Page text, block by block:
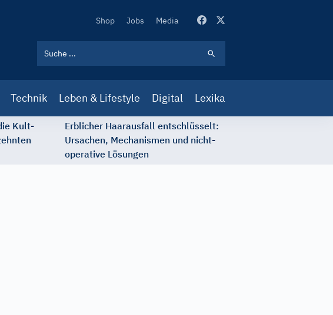
Secondary
Shop Jobs Media
Technik Leben & Lifestyle Digital Lexika
Kult-
Erblicher Haarausfall entschlüsselt:
Ursachen, Mechanismen und nicht-
operative Lösungen